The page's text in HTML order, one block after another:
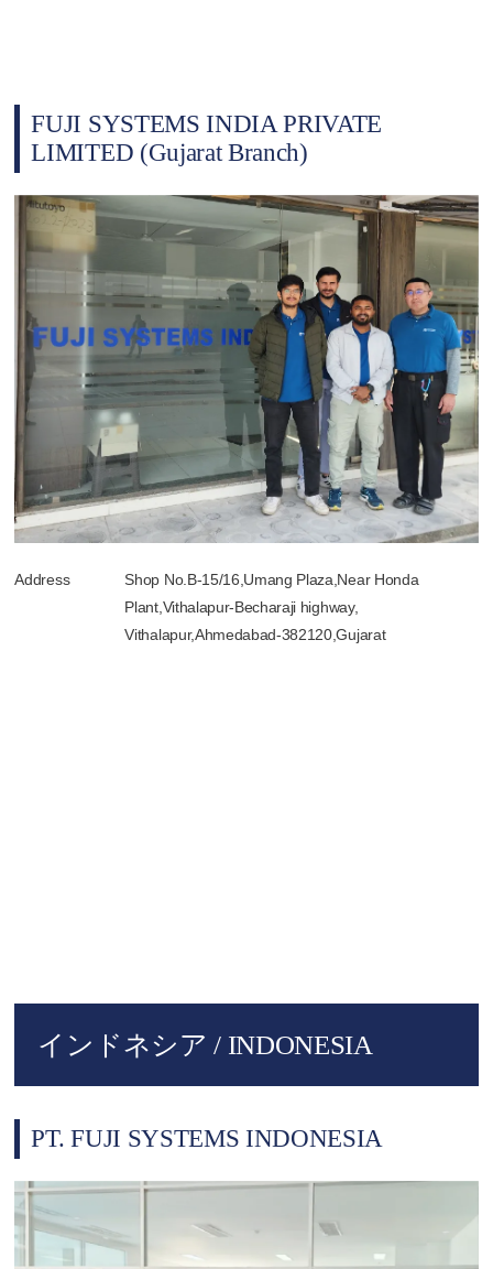
FUJI SYSTEMS INDIA PRIVATE
LIMITED (Gujarat Branch)
Address
Shop No.B-15/16,Umang Plaza,Near Honda
Plant,Vithalapur-Becharaji highway,
Vithalapur,Ahmedabad-382120,Gujarat
インドネシア / INDONESIA
PT. FUJI SYSTEMS INDONESIA